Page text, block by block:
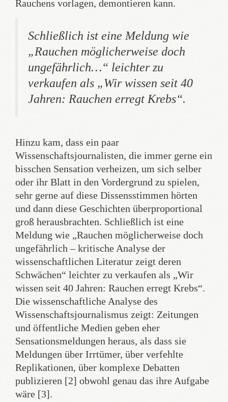
Rauchens vorlagen, demontieren kann.
Schließlich ist eine Meldung wie
„Rauchen möglicherweise doch
ungefährlich…“ leichter zu
verkaufen als „Wir wissen seit 40
Jahren: Rauchen erregt Krebs“.
Hinzu kam, dass ein paar
Wissenschaftsjournalisten, die immer gerne ein
bisschen Sensation verheizen, um sich selber
oder ihr Blatt in den Vordergrund zu spielen,
sehr gerne auf diese Dissensstimmen hörten
und dann diese Geschichten überproportional
groß herausbrachten. Schließlich ist eine
Meldung wie „Rauchen möglicherweise doch
ungefährlich – kritische Analyse der
wissenschaftlichen Literatur zeigt deren
Schwächen“ leichter zu verkaufen als „Wir
wissen seit 40 Jahren: Rauchen erregt Krebs“.
Die wissenschaftliche Analyse des
Wissenschaftsjournalismus zeigt: Zeitungen
und öffentliche Medien geben eher
Sensationsmeldungen heraus, als dass sie
Meldungen über Irrtümer, über verfehlte
Replikationen, über komplexe Debatten
publizieren [2] obwohl genau das ihre Aufgabe
wäre [3].